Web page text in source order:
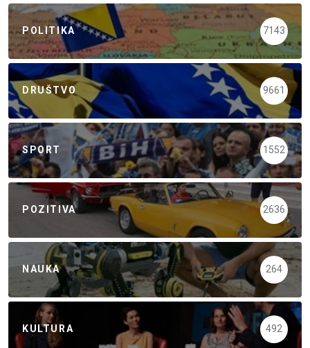
POLITIKA 7143
DRUŠTVO 9661
SPORT 1552
POZITIVA 2636
NAUKA 264
KULTURA 492